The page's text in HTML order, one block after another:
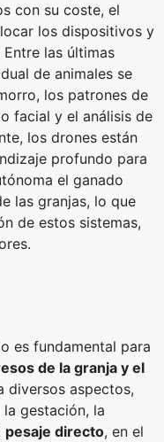
con su coste, el
los dispositivos y
las últimas
de animales se
los patrones de
facial y el análisis de
los drones están
profundo para
el ganado
las granjas, lo que
de estos sistemas,
es fundamental para
de la granja y el
diversos aspectos,
gestación, la
pesaje directo, en el